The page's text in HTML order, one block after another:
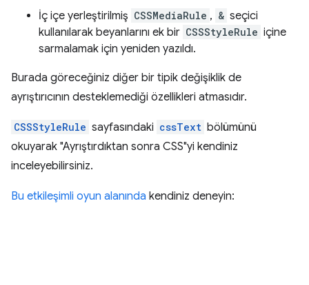
İç içe yerleştirilmiş CSSMediaRule , & seçici
kullanılarak beyanlarını ek bir CSSStyleRule içine
sarmalamak için yeniden yazıldı.
Burada göreceğiniz diğer bir tipik değişiklik de
ayrıştırıcının desteklemediği özellikleri atmasıdır.
CSSStyleRule sayfasındaki cssText bölümünü
okuyarak "Ayrıştırdıktan sonra CSS"yi kendiniz
inceleyebilirsiniz.
Bu etkileşimli oyun alanında kendiniz deneyin: